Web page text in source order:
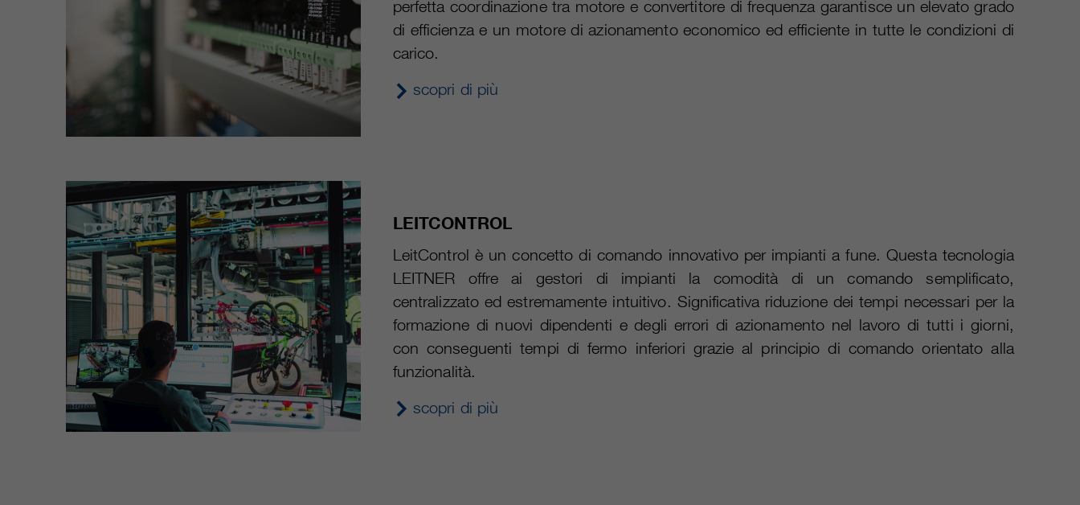
perfetta coordinazione tra motore e convertitore di frequenza garantisce un elevato grado
di efficienza e un motore di azionamento economico ed efficiente in tutte le condizioni di
carico.
scopri di più
LEITCONTROL
LeitControl è un concetto di comando innovativo per impianti a fune. Questa tecnologia
LEITNER offre ai gestori di impianti la comodità di un comando semplificato,
centralizzato ed estremamente intuitivo. Significativa riduzione dei tempi necessari per la
formazione di nuovi dipendenti e degli errori di azionamento nel lavoro di tutti i giorni,
con conseguenti tempi di fermo inferiori grazie al principio di comando orientato alla
funzionalità.
scopri di più